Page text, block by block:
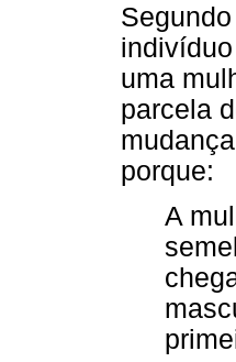
uma
parcela
porque:
A